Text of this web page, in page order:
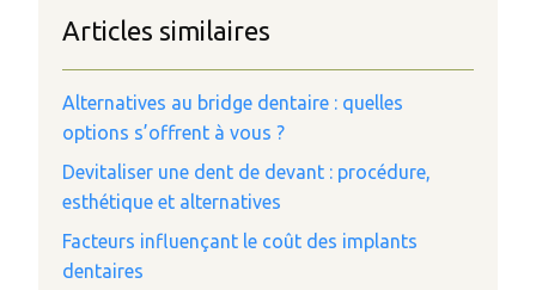
Articles similaires
Alternatives au bridge dentaire : quelles
options s’offrent à vous ?
Devitaliser une dent de devant : procédure,
esthétique et alternatives
Facteurs influençant le coût des implants
dentaires